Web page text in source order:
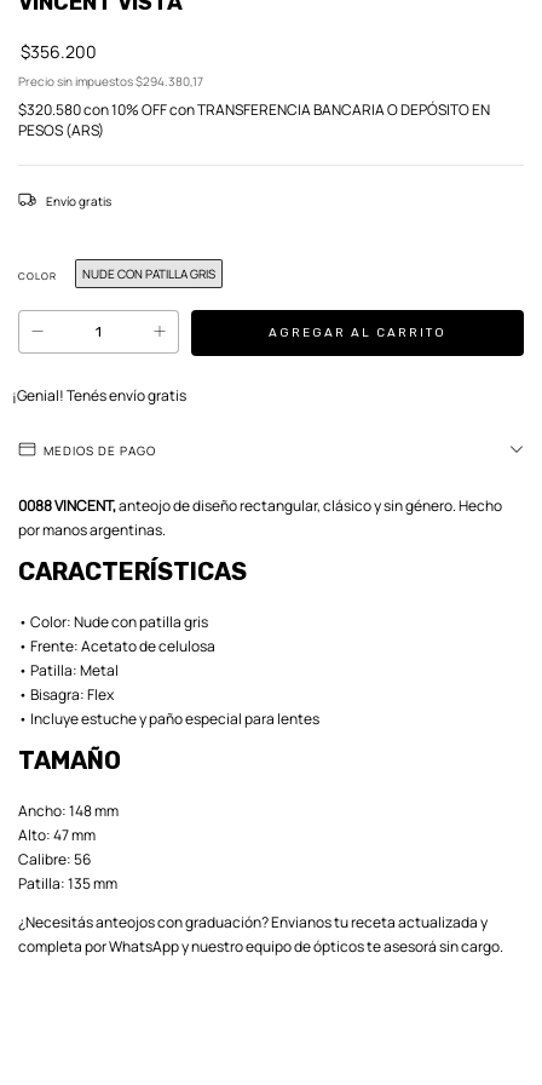
$356.200
Precio sin impuestos$294.380,17
$320.580con10% OFF con TRANSFERENCIA BANCARIA O DEPÓSITO EN
PESOS (ARS)
Envío gratis
COLOR NUDE CON PATILLA GRIS
¡Genial! Tenés envío gratis
MEDIOS DE PAGO
0088 VINCENT,anteojo de diseño rectangular, clásico y sin género. Hecho
por manos argentinas.
CARACTERÍSTICAS
• Color: Nude con patilla gris
• Frente: Acetato de celulosa
• Patilla: Metal
• Bisagra: Flex
• Incluye estuche y paño especial para lentes
TAMAÑO
Ancho: 148 mm
Alto: 47 mm
Calibre: 56
Patilla: 135 mm
¿Necesitás anteojos con graduación? Envianos tu receta actualizada y
completa por WhatsApp y nuestro equipo de ópticos te asesorá sin cargo.